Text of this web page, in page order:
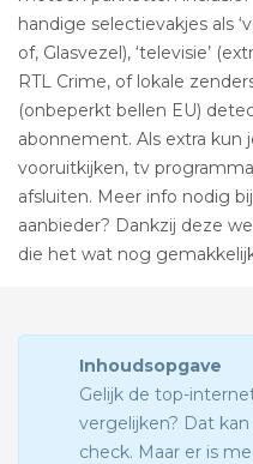
handige selectievakjes als
of, Glasvezel), ‘televisie’
RTL Crime, of lokale zenders
(onbeperkt bellen EU)
abonnement. Als extra kun
vooruitkijken, tv
afsluiten. Meer info nodig
aanbieder? Dankzij deze
die het wat nog
Inhoudsopgave
Gelijk de top-
vergelijken? Dat
check. Maar er is